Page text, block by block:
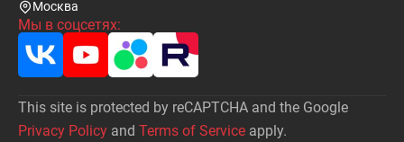
Москва
Мы в соцсетях:
This site is protected by reCAPTCHA and the Google
Privacy Policy and Terms of Service apply.